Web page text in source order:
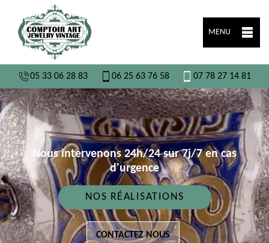
MENU
05 33 06 28 83 06 25 63 76 58 07 78 27 14 81
Nous intervenons 24h/24 sur 7j/7 en cas
d'urgence
NOS RÉALISATIONS
CONTACTEZ NOUS